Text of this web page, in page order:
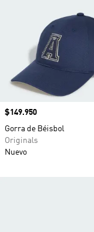
Precio
$149.950
Gorra de Béisbol
Originals
Nuevo